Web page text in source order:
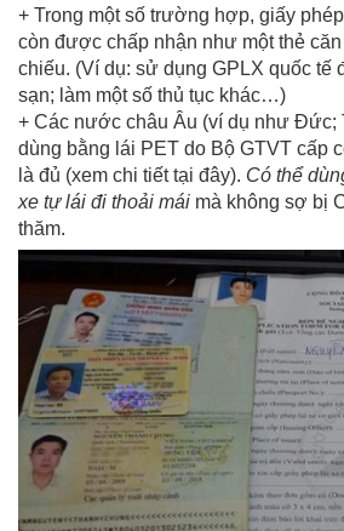
+ Trong một số trường hợp, giấy
còn được chấp nhận như một thẻ
chiếu. (Ví dụ: sử dụng GPLX quốc tế
sạn; làm một số thủ tục khác…)
+ Các nước châu Âu (ví dụ như
dùng bằng lái PET do Bộ GTVT cấp
là đủ (xem chi tiết tại đây). Có thể
xe tự lái đi thoải mái mà không sợ bị
thăm.